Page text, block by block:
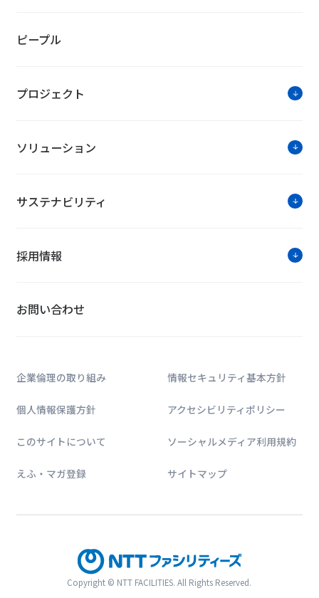
ピープル
プロジェクト
ソリューション
サステナビリティ
採用情報
お問い合わせ
企業倫理の取り組み 情報セキュリティ基本方針
個人情報保護方針 アクセシビリティポリシー
このサイトについて ソーシャルメディア利用規約
えふ・マガ登録 サイトマップ
Copyright © NTT FACILITIES. All Rights Reserved.